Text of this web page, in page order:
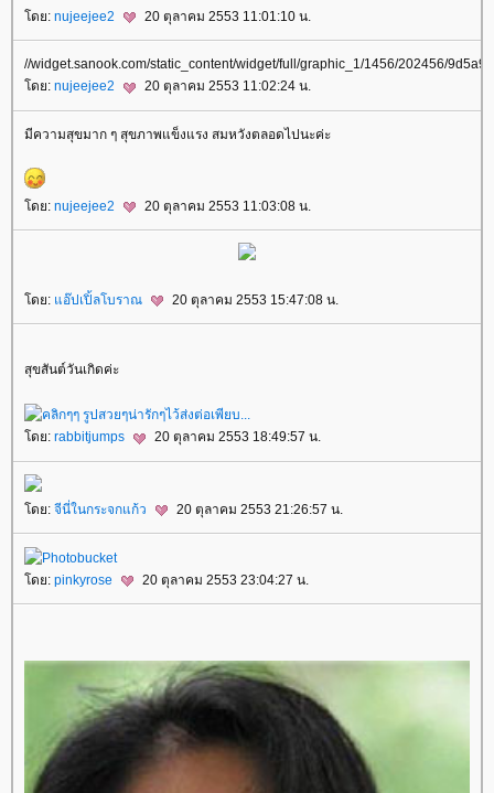
ดย: nujeejee2 20 ตุลาคม 2553 11:01:10 น.
//widget.sanook.com/static_content/widget/full/graphic_1/1456/202456/
ดย: nujeejee2 20 ตุลาคม 2553 11:02:24 น.
มีความสุขมาก ๆ สุขภาพแข็งแรง สมหวังตลอดไปนะค่ะ
ดย: nujeejee2 20 ตุลาคม 2553 11:03:08 น.
ดย: อ๊ปเปิ้ลโบราณ 20 ตุลาคม 2553 15:47:08 น.
สุขสันต์วันเกิดค่ะ
ดย: rabbitjumps 20 ตุลาคม 2553 18:49:57 น.
ดย: จีนี่ในกระจกแก้ว 20 ตุลาคม 2553 21:26:57 น.
ดย: pinkyrose 20 ตุลาคม 2553 23:04:27 น.